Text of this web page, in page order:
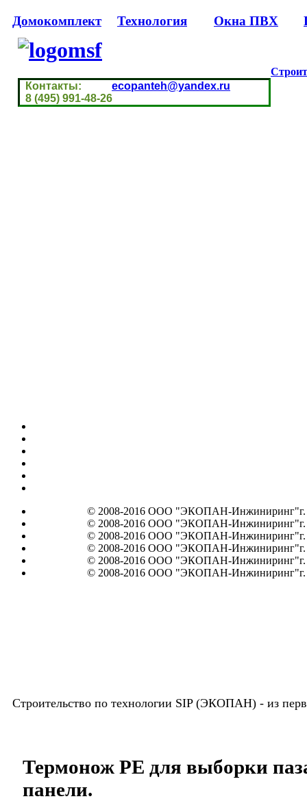
Домокомплект Технология Окна ПВХ
Контакты: ecopanteh@yandex.ru
8 (495) 991-48-26
© 2008-2016 ООО "ЭКОПАН-Инжиниринг"г.
© 2008-2016 ООО "ЭКОПАН-Инжиниринг"г.
© 2008-2016 ООО "ЭКОПАН-Инжиниринг"г.
© 2008-2016 ООО "ЭКОПАН-Инжиниринг"г.
© 2008-2016 ООО "ЭКОПАН-Инжиниринг"г.
© 2008-2016 ООО "ЭКОПАН-Инжиниринг"г.
Строительство по технологии SIP (ЭКОПАН) - из
Термонож РЕ для выборки
панели.